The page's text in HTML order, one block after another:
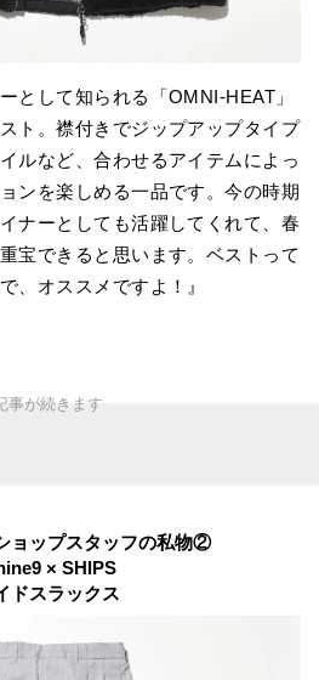
として知られる「OMNI-HEAT」
ト。襟付きでジップアップタイプ
ルなど、合わせるアイテムによっ
ンを楽しめる一品です。今の時期
ナーとしても活躍してくれて、春
宝できると思います。ベストって
、オススメですよ！』
ョップスタッフの私物②
× SHIPS
ドスラックス